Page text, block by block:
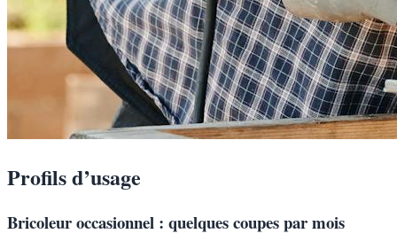
Profils d’usage
Bricoleur occasionnel : quelques coupes par mois